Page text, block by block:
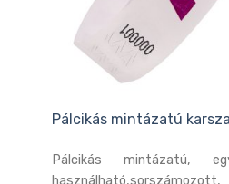
Pálcikás mintázatú
Pálcikás mintázatú,